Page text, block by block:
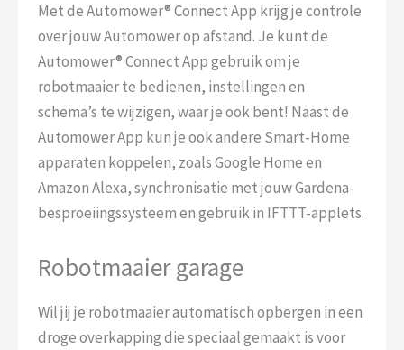
Met de Automower® Connect App krijg je controle
over jouw Automower op afstand. Je kunt de
Automower® Connect App gebruik om je
robotmaaier te bedienen, instellingen en
schema’s te wijzigen, waar je ook bent! Naast de
Automower App kun je ook andere Smart-Home
apparaten koppelen, zoals Google Home en
Amazon Alexa, synchronisatie met jouw Gardena-
besproeiingssysteem en gebruik in IFTTT-applets.
Robotmaaier garage
Wil jij je robotmaaier automatisch opbergen in een
droge overkapping die speciaal gemaakt is voor